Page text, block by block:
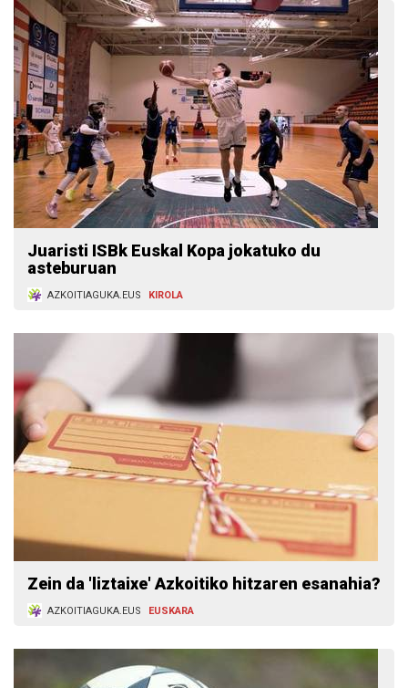
Juaristi ISBk Euskal Kopa jokatuko du
asteburuan
AZKOITIAGUKA.EUS KIROLA
Zein da 'liztaixe' Azkoitiko hitzaren esanahia?
AZKOITIAGUKA.EUS EUSKARA